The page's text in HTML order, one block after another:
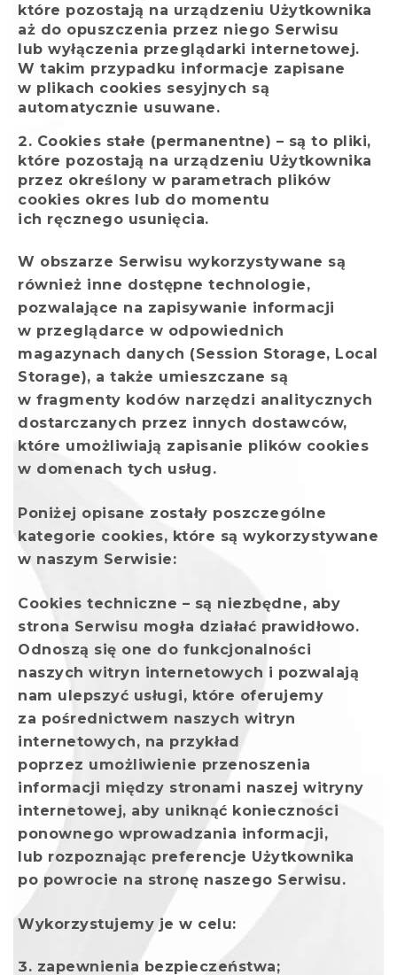
które pozostają na urządzeniu Użytkownika
aż do opuszczenia przez niego Serwisu
lub wyłączenia przeglądarki internetowej.
W takim przypadku informacje zapisane
w plikach cookies sesyjnych są
automatycznie usuwane.
Cookies stałe (permanentne) – są to pliki,
które pozostają na urządzeniu Użytkownika
przez określony w parametrach plików
cookies okres lub do momentu
ich ręcznego usunięcia.
W obszarze Serwisu wykorzystywane są
również inne dostępne technologie,
pozwalające na zapisywanie informacji
w przeglądarce w odpowiednich
magazynach danych (Session Storage, Local
Storage), a także umieszczane są
w fragmenty kodów narzędzi analitycznych
dostarczanych przez innych dostawców,
które umożliwiają zapisanie plików cookies
w domenach tych usług.
Poniżej opisane zostały poszczególne
kategorie cookies, które są wykorzystywane
w naszym Serwisie:
Cookies techniczne – są niezbędne, aby
strona Serwisu mogła działać prawidłowo.
Odnoszą się one do funkcjonalności
naszych witryn internetowych i pozwalają
nam ulepszyć usługi, które oferujemy
za pośrednictwem naszych witryn
internetowych, na przykład
poprzez umożliwienie przenoszenia
informacji między stronami naszej witryny
internetowej, aby uniknąć konieczności
ponownego wprowadzania informacji,
lub rozpoznając preferencje Użytkownika
po powrocie na stronę naszego Serwisu.
Wykorzystujemy je w celu:
zapewnienia bezpieczeństwa;